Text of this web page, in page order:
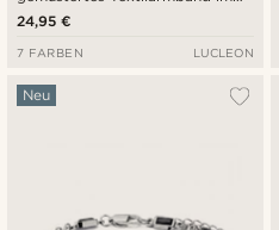
Surfer-Style
24,95 €
7 FARBEN LUCLEON
Neu